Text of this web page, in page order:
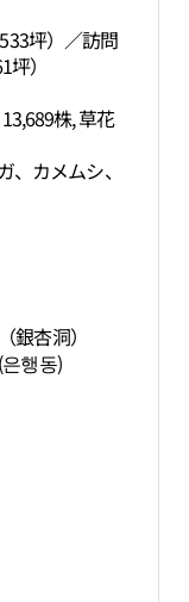
坪）／訪問
）
株, 草花
、カメムシ、
銀杏洞）
행동)